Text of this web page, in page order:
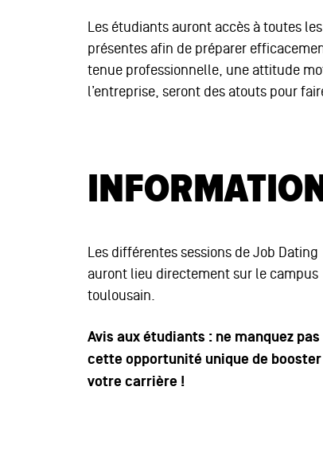
Les étudiants auront accès à toutes
présentes afin de préparer
tenue professionnelle, une attitude
l’entreprise, seront des atouts pour
Les différentes sessions de Job Dating
auront lieu directement sur le campus
toulousain.
Avis aux étudiants : ne manquez pas
cette opportunité unique de booster
votre carrière !